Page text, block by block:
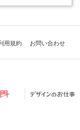
用規約 お問い合わせ